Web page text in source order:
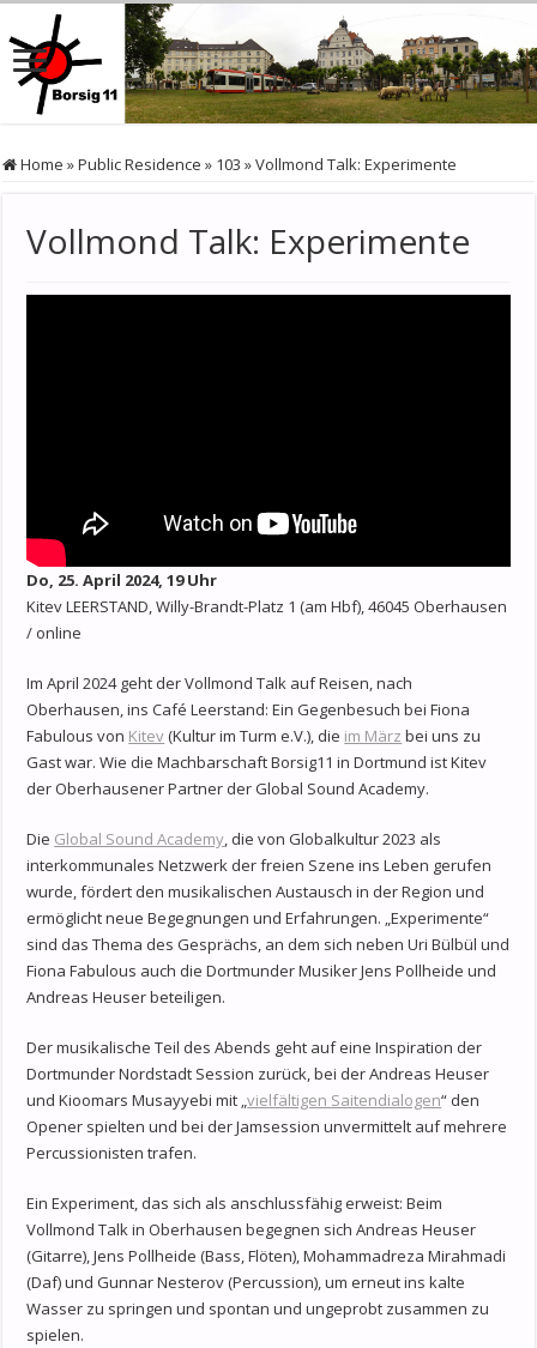
Home »Public Residence » 103 »Vollmond Talk: Experimente
Vollmond Talk: Experimente
Do, 25. April 2024, 19 Uhr
Kitev LEERSTAND, Willy-Brandt-Platz 1 (am Hbf), 46045 Oberhausen
/ online
Im April 2024 geht der Vollmond Talk auf Reisen, nach
Oberhausen, ins Café Leerstand: Ein Gegenbesuch bei Fiona
Fabulous von Kitev(Kultur im Turm e.V.), die im März bei uns zu
Gast war. Wie die Machbarschaft Borsig11 in Dortmund ist Kitev
der Oberhausener Partner der Global Sound Academy.
Die Global Sound Academy, die von Globalkultur 2023 als
interkommunales Netzwerk der freien Szene ins Leben gerufen
wurde, fördert den musikalischen Austausch in der Region und
ermöglicht neue Begegnungen und Erfahrungen. „Experimente“
sind das Thema des Gesprächs, an dem sich neben Uri Bülbül und
Fiona Fabulous auch die Dortmunder Musiker Jens Pollheide und
Andreas Heuser beteiligen.
Der musikalische Teil des Abends geht auf eine Inspiration der
Dortmunder Nordstadt Session zurück, bei der Andreas Heuser
und Kioomars Musayyebi mit „vielfältigen Saitendialogen“ den
Opener spielten und bei der Jamsession unvermittelt auf mehrere
Percussionisten trafen.
Ein Experiment, das sich als anschlussfähig erweist: Beim
Vollmond Talk in Oberhausen begegnen sich Andreas Heuser
(Gitarre), Jens Pollheide (Bass, Flöten), Mohammadreza Mirahmadi
(Daf) und Gunnar Nesterov (Percussion), um erneut ins kalte
Wasser zu springen und spontan und ungeprobt zusammen zu
spielen.